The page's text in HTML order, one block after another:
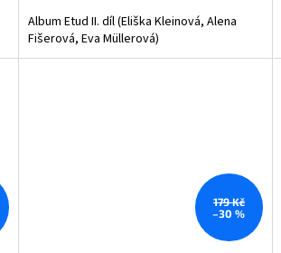
Album Etud II. díl (Eliška Kleinová, Alena
Fišerová, Eva Müllerová)
179 Kč
–30 %